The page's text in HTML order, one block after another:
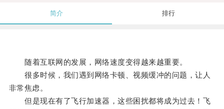
简介 排行
随着互联网的发展，网络速度变得越来越重要。
很多时候，我们遇到网络卡顿、视频缓冲的问题，让人
非常焦虑。
但是现在有了飞行加速器，这些困扰都将成为过去！飞